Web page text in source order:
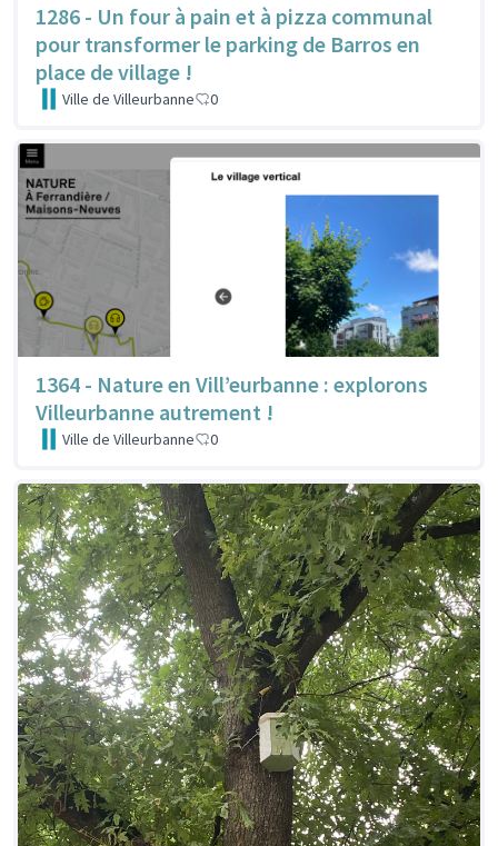
1286 - Un four à pain et à pizza communal
pour transformer le parking de Barros en
place de village !
Ville de Villeurbanne 0
1364 - Nature en Vill’eurbanne : explorons
Villeurbanne autrement !
Ville de Villeurbanne 0